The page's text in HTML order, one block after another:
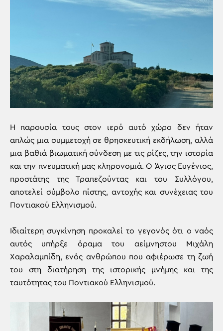
Η παρουσία τους στον ιερό αυτό χώρο δεν ήταν
απλώς μια συμμετοχή σε θρησκευτική εκδήλωση, αλλά
μια βαθιά βιωματική σύνδεση με τις ρίζες, την ιστορία
και την πνευματική μας κληρονομιά. Ο Άγιος Ευγένιος,
προστάτης της Τραπεζούντας και του Συλλόγου,
αποτελεί σύμβολο πίστης, αντοχής και συνέχειας του
Ποντιακού Ελληνισμού.
Ιδιαίτερη συγκίνηση προκαλεί το γεγονός ότι ο ναός
αυτός υπήρξε όραμα του αείμνηστου Μιχάλη
Χαραλαμπίδη, ενός ανθρώπου που αφιέρωσε τη ζωή
του στη διατήρηση της ιστορικής μνήμης και της
ταυτότητας του Ποντιακού Ελληνισμού.